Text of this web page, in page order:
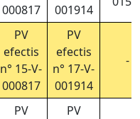
000817
001914
PV
efectis
n° 15-V-
000817
PV
efectis
n° 17-V-
001914
-
PV
PV